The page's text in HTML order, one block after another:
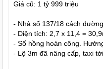
Giá cũ: 1 tỷ 999 triệu
- Nhà số 137/18 cách
- Diện tích: 2,7 x 11,4 =
- Sổ hồng hoàn công.
- Lộ 3m đã nâng cấp, taxi